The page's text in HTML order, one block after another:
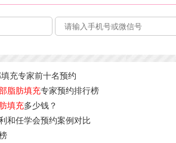
充专家前十名预约
脂肪填充专家预约排行榜
填充多少钱？
和任学会预约案例对比